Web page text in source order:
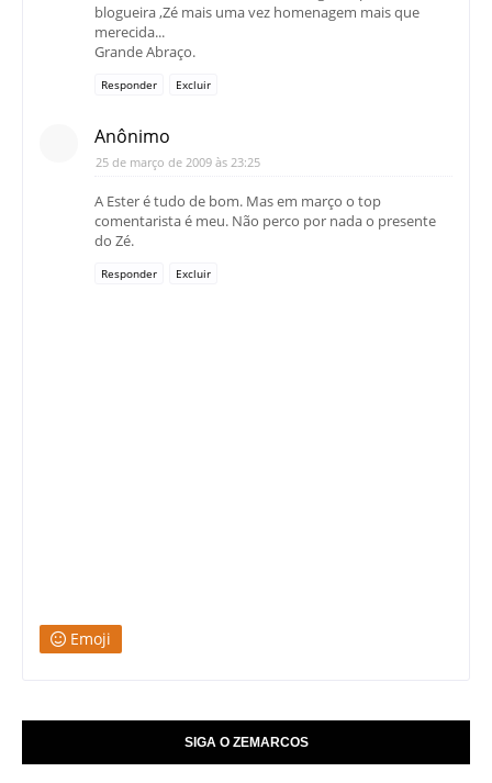
blogueira ,Zé mais uma vez homenagem mais que
merecida...
Grande Abraço.
Responder Excluir
Anônimo
25 de março de 2009 às 23:25
A Ester é tudo de bom. Mas em março o top
comentarista é meu. Não perco por nada o presente
do Zé.
Responder Excluir
Emoji
SIGA O ZEMARCOS